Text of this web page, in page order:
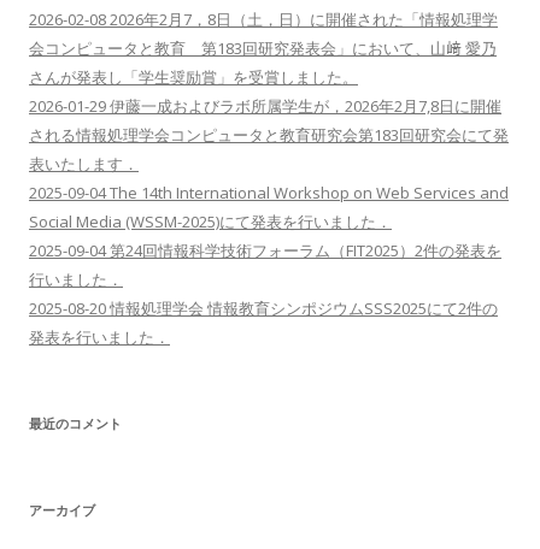
ョ
ン
2026-02-08 2026年2月7，8日（土，日）に開催された「情報処理学
会コンピュータと教育 第183回研究発表会」において、山﨑 愛乃
さんが発表し「学生奨励賞」を受賞しました。
2026-01-29 伊藤一成およびラボ所属学生が，2026年2月7,8日に開催
される情報処理学会コンピュータと教育研究会第183回研究会にて発
表いたします．
2025-09-04 The 14th International Workshop on Web Services and
Social Media (WSSM-2025)にて発表を行いました．
2025-09-04 第24回情報科学技術フォーラム（FIT2025）2件の発表を
行いました．
2025-08-20 情報処理学会 情報教育シンポジウムSSS2025にて2件の
発表を行いました．
最近のコメント
アーカイブ